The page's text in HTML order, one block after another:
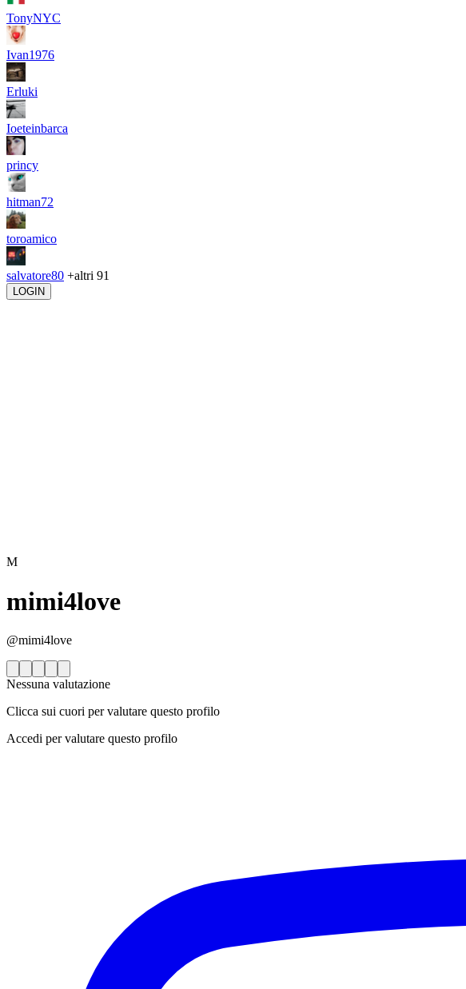
TonyNYC
Ivan1976
Erluki
Ioeteinbarca
princy
hitman72
toroamico
salvatore80 +altri 91
LOGIN
M
mimi4love
@mimi4love
Nessuna valutazione
Clicca sui cuori per valutare questo profilo
Accedi per valutare questo profilo